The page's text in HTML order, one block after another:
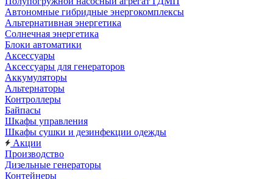
Автономные гибридные энергокомплексы
Альтернативная энергетика
Солнечная энергетика
Блоки автоматики
Аксессуары
Аксессуары для генераторов
Аккумуляторы
Альтернаторы
Контроллеры
Байпасы
Шкафы управления
Шкафы сушки и дезинфекции одежды
Акции
Производство
Дизельные генераторы
Контейнеры